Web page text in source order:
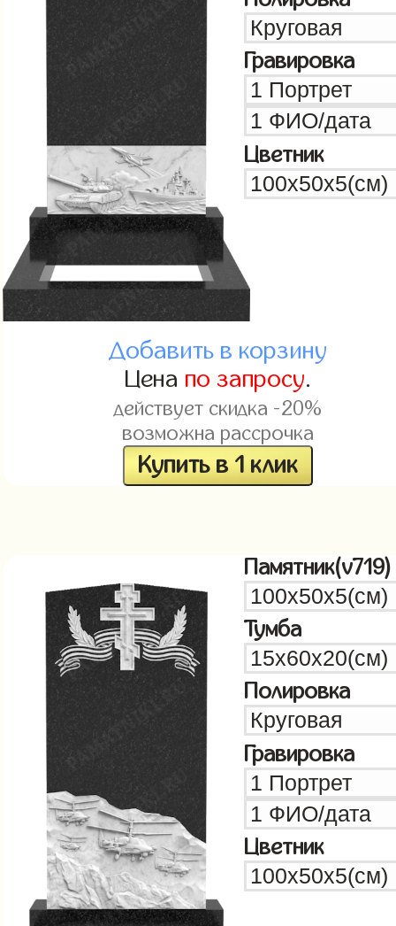
Гравировка
Цветник
Добавить в корзину
Цена по запросу.
действует скидка -20%
возможна рассрочка
Купить в 1 клик
Памятник(v719)
Тумба
Полировка
Гравировка
Цветник